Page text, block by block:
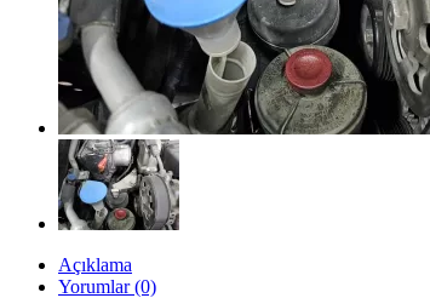
Açıklama
Yorumlar (0)